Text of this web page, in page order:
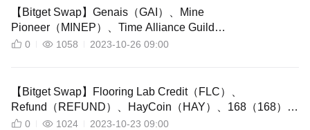
【Bitget Swap】Genais（GAI）、Mine
Pioneer（MINEP）、Time Alliance Guild
Time（TIME）、Lucky7（7）和 Obama6900（OBX）現
0 1058 2023-10-26 09:00
【Bitget Swap】Flooring Lab Credit（FLC）、
Refund（REFUND）、HayCoin（HAY）、168（168）現
已在 Bitget Swap 上架！
0 1024 2023-10-23 09:00